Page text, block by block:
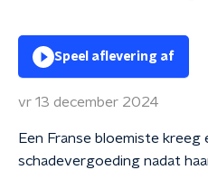
Speel aflevering af
vr 13 december 2024
Een Franse bloemiste kreeg
schadevergoeding nadat